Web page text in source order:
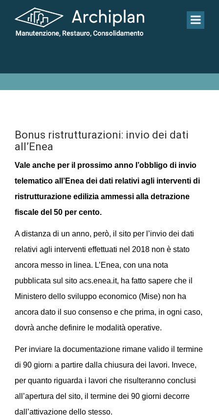
Bonus ristrutturazioni: invio dei dati
all’Enea
Vale anche per il prossimo anno l’obbligo di invio
telematico all’Enea dei dati relativi agli interventi di
ristrutturazione edilizia ammessi alla detrazione
fiscale del 50 per cento.
A distanza di un anno, però, il sito per l’invio dei dati
relativi agli interventi effettuati nel 2018 non è stato
ancora messo in linea. L’Enea, con una nota
pubblicata sul sito acs.enea.it, ha fatto sapere che il
Ministero dello sviluppo economico (Mise) non ha
ancora dato il suo consenso e che prima, in ogni caso,
dovrà anche definire le modalità operative.
Per inviare la documentazione rimane valido il termine
di 90 giorni a partire dalla chiusura dei lavori. Invece,
per quanto riguarda i lavori che risulteranno conclusi
all’apertura del sito, il termine dei 90 giorni decorre
dall’attivazione dello stesso.